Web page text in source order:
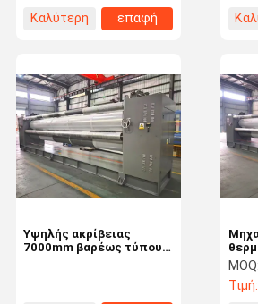
Καλύτερη
επαφή
MOQ:
Τιμή:
Υψηλής ακρίβειας
7000mm βαρέως τύπου